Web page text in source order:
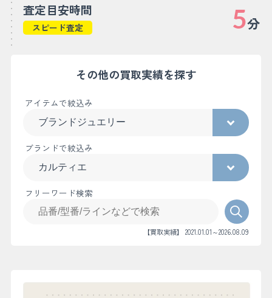
査定目安時間
スピード査定 5分
その他の買取実績を探す
アイテムで絞込み
ブランドで絞込み
フリーワード検索
【買取実績】 2021.01.01～2026.08.09